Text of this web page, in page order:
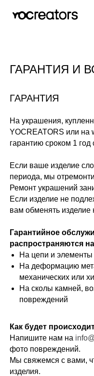
ГАРАНТИЯ И
ГАРАНТИЯ
На украшения,
YOCREATORS или на
гарантию сроком 1 год
Если ваше изделие
периода, мы
Ремонт украшений
Если изделие не
вам обменять изделие
Гарантийное
распространяются
На цепи и элементы
На деформацию
механических или
На сколы камней,
повреждений
Как будет
Напишите нам на
фото повреждений.
Мы свяжемся с вами,
изделия.